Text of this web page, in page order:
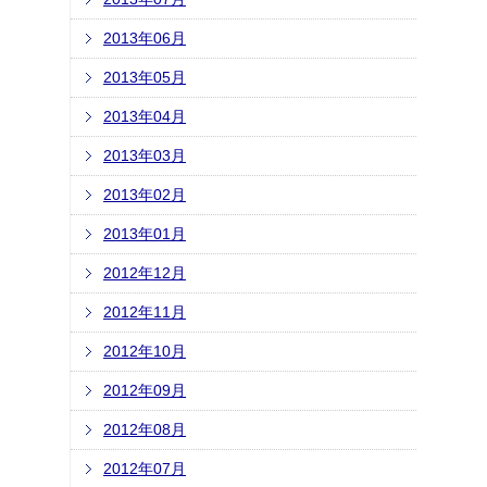
2013年06月
2013年05月
2013年04月
2013年03月
2013年02月
2013年01月
2012年12月
2012年11月
2012年10月
2012年09月
2012年08月
2012年07月